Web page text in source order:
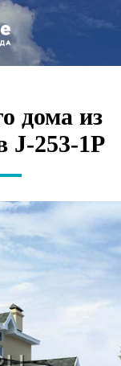
дома из
J-253-1P